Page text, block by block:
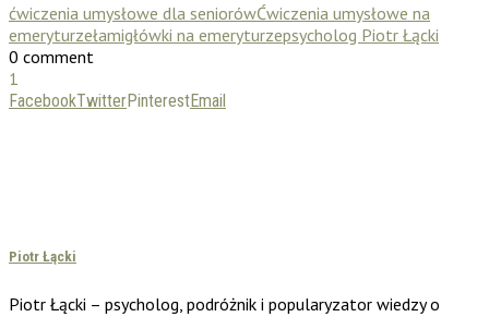
ćwiczenia umysłowe dla seniorówĆwiczenia umysłowe na
emeryturzełamigłówki na emeryturzepsycholog Piotr Łącki
0 comment
1
FacebookTwitterPinterestEmail
Piotr Łącki
Piotr Łącki – psycholog, podróżnik i popularyzator wiedzy o